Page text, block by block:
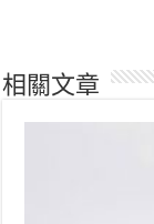
相關文章